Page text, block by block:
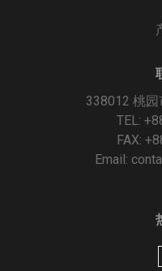
338012 桃
TEL:
FAX:
Email: